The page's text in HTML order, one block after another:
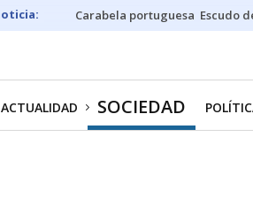
Carabela portuguesa Escudo
ACTUALIDAD SOCIEDAD